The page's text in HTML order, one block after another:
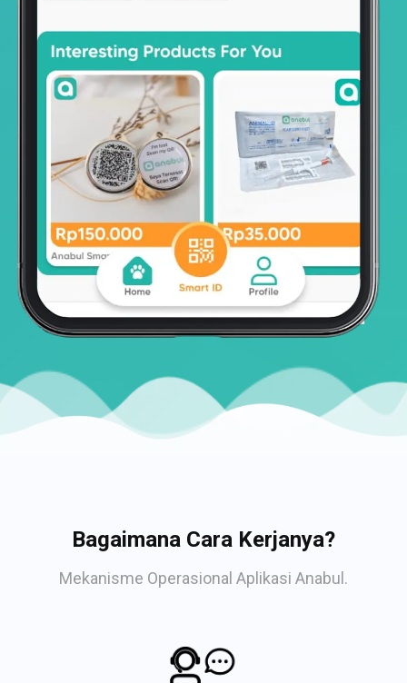
Bagaimana Cara Kerjanya?
Mekanisme Operasional Aplikasi Anabul.